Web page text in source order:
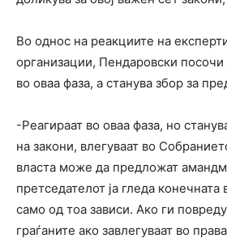
Во однос на реакциите на
организации, Пендаровски посочи
во оваа фаза, а станува збор за
-Реагираат во оваа фаза, но
на закони, влегуваат во
власта може да предложат
претседателот ја гледа конечната
само од тоа зависи. Ако ги
граѓаните ако завлегуваат во